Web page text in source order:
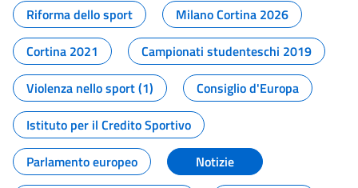
Riforma dello sport
Milano Cortina 2026
Cortina 2021
Campionati studenteschi 2019
Violenza nello sport (1)
Consiglio d'Europa
Istituto per il Credito Sportivo
Parlamento europeo
Notizie